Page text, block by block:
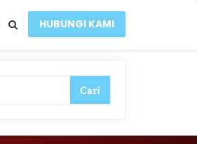
HUBUNGI KAMI